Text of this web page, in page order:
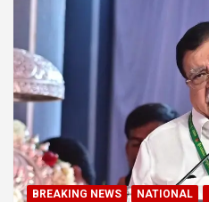
BREAKING NEWS NATIONAL